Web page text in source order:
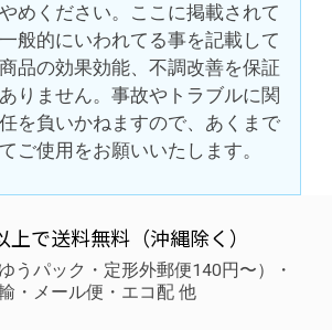
めください。ここに掲載されて
般的にいわれてる事を記載して
品の効果効能、不調改善を保証
りません。事故やトラブルに関
を負いかねますので、あくまで
ご使用をお願いいたします。
上で送料無料（沖縄除く）
うパック・定形外郵便140円〜）・
・メール便・エコ配 他